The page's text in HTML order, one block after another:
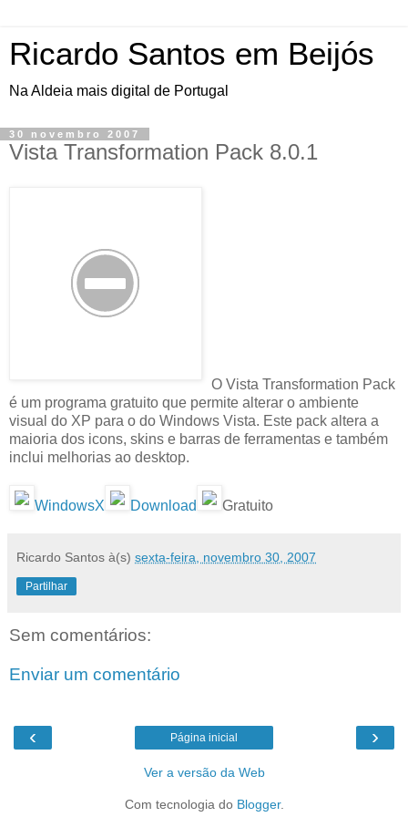
Ricardo Santos em Beijós
Na Aldeia mais digital de Portugal
30 novembro 2007
Vista Transformation Pack 8.0.1
O Vista Transformation Pack
é um programa gratuito que permite alterar o ambiente
visual do XP para o do Windows Vista. Este pack altera a
maioria dos icons, skins e barras de ferramentas e também
inclui melhorias ao desktop.
WindowsX Download Gratuito
Ricardo Santos à(s) sexta-feira, novembro 30, 2007
Partilhar
Sem comentários:
Enviar um comentário
‹ ›
Página inicial
Ver a versão da Web
Com tecnologia do Blogger.